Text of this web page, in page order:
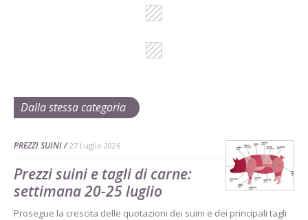
Dalla stessa categoria
PREZZI SUINI 27 Luglio 2026
Prezzi suini e tagli di carne:
settimana 20-25 luglio
Prosegue la crescita delle quotazioni dei suini e dei principali tagli